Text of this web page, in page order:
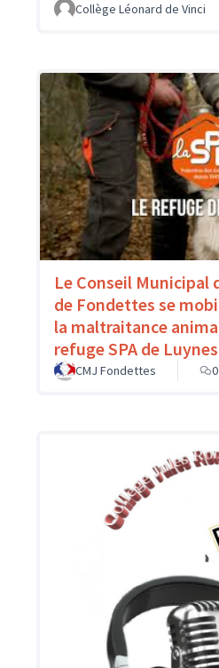
Collège Léonard de Vinci
Le Conseil Municipal
de Fondettes se
la maltraitance
refuge SPA de
CMJ Fondettes 0